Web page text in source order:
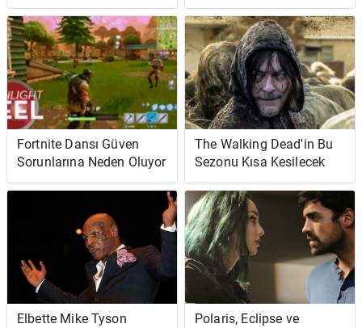
Genişletilmiş Evreninin
Bir Kutlaması - ve En
Büyük Reddi
Kahramanları Cevaplar
Arıyor ... ve Denizde
İntikam
Fortnite Dansı Güven
Sorunlarına Neden Oluyor
The Walking Dead'in Bu
Sezonu Kısa Kesilecek
Elbette Mike Tyson
Polaris, Eclipse ve